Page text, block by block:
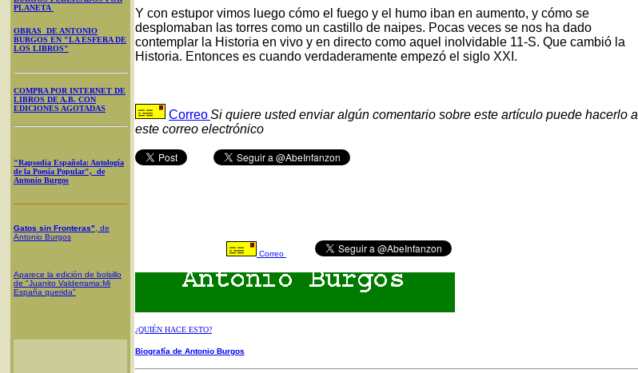
PLANETA
OBRAS DE ANTONIO
BURGOS EN "LA ESFERA DE
LOS LIBROS"
COMPRA POR INTERNET DE
LIBROS DE A.B. CON
EDICIONES AGOTADAS
"Rapsodia Española: Antología
de la Poesía Popular", de
Antonio Burgos
Gatos sin Fronteras" , de
Antonio Burgos
Aparece la edición de bolsillo
de "Juanito Valderrama:Mi
España querida"
Y con estupor vimos luego cómo el fuego y el humo iban en aumento, y cómo se
desplomaban las torres como un castillo de naipes. Pocas veces se nos ha dado
contemplar la Historia en vivo y en directo como aquel inolvidable 11-S. Que cambió la
Historia. Entonces es cuando verdaderamente empezó el siglo XXI.
CorreoSi quiere usted enviar algún comentario sobre este artículo puede hacerlo a
este correo electrónico
Correo
¿QUIÉN HACE ESTO?
Biografía de Antonio Burgos